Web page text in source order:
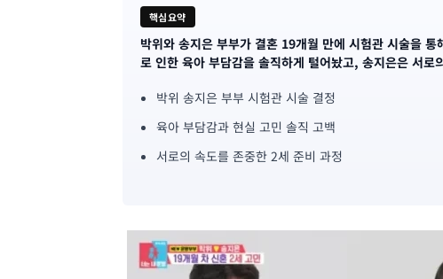
핵심요약
기
심
박위와 송지은 부부가 결혼 19개월 만에 시험관 시술을
로 인한 육아 부담감을 솔직하게 털어놨고, 송지은은 서로
박위 송지은 부부 시험관 시술 결정
육아 부담감과 현실 고민 솔직 고백
서로의 속도를 존중한 2세 준비 과정